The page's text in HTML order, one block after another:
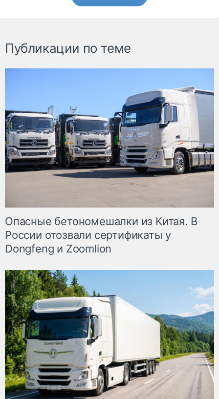
Публикации по теме
Опасные бетономешалки из Китая. В
России отозвали сертификаты у
Dongfeng и Zoomlion